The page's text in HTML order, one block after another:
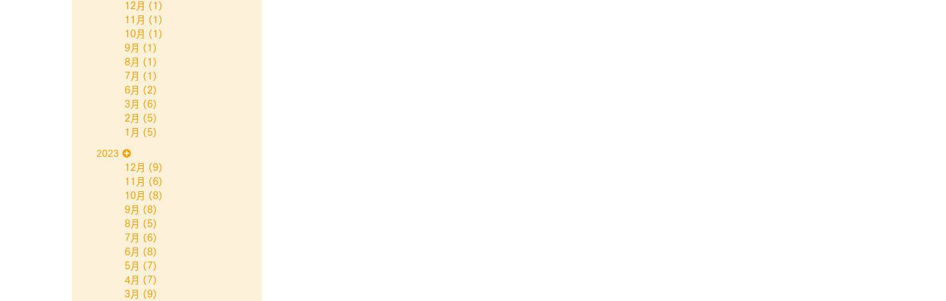
12月
(1)
11月
(1)
10月
(1)
9月
(1)
8月
(1)
7月
(1)
6月
(2)
3月
(6)
2月
(5)
1月
(5)
2023
12月
(9)
11月
(6)
10月
(8)
9月
(8)
8月
(5)
7月
(6)
6月
(8)
5月
(7)
4月
(7)
3月
(9)